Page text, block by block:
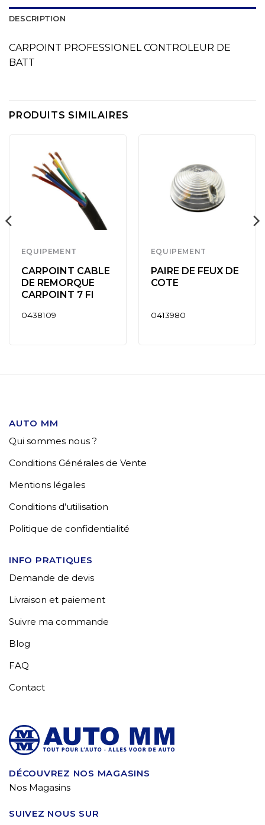
DESCRIPTION
CARPOINT PROFESSIONEL CONTROLEUR DE
BATT
PRODUITS SIMILAIRES
EQUIPEMENT
CARPOINT CABLE
DE REMORQUE
CARPOINT 7 FI
0438109
EQUIPEMENT
PAIRE DE FEUX DE
COTE
0413980
AUTO MM
Qui sommes nous ?
Conditions Générales de Vente
Mentions légales
Conditions d’utilisation
Politique de confidentialité
INFO PRATIQUES
Demande de devis
Livraison et paiement
Suivre ma commande
Blog
FAQ
Contact
DÉCOUVREZ NOS MAGASINS
Nos Magasins
SUIVEZ NOUS SUR